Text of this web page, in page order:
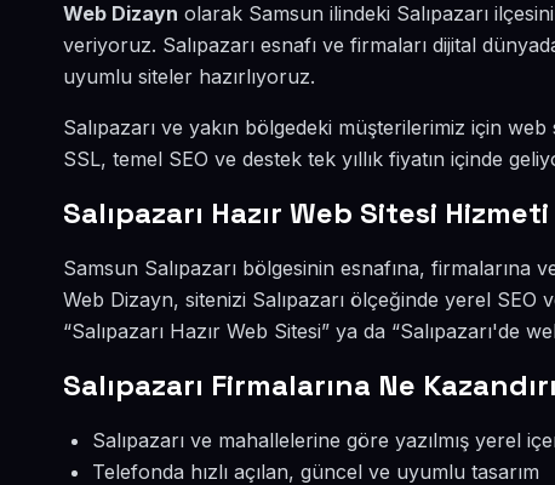
Web Dizayn olarak Samsun ilindeki Salıpazarı
veriyoruz. Salıpazarı esnafı ve firmaları dijital
uyumlu siteler hazırlıyoruz.
Salıpazarı ve yakın bölgedeki müşterilerimiz için
SSL, temel SEO ve destek tek yıllık fiyatın içinde
Salıpazarı Hazır Web Sitesi Hizmeti
Samsun Salıpazarı bölgesinin esnafına, firmalarına
Web Dizayn, sitenizi Salıpazarı ölçeğinde yerel
“Salıpazarı Hazır Web Sitesi” ya da “Salıpazarı'de
Salıpazarı Firmalarına Ne
Salıpazarı ve mahallelerine göre yazılmış yerel
Telefonda hızlı açılan, güncel ve uyumlu tasarım